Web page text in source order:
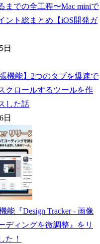
までの全工程〜Mac miniで
ント総まとめ【iOS開発ガ
日
張機能】2つのタブを爆速で
クロールするツールを作
した話
日
能『Design Tracker - 画像
ディングを微調整』をリ
た！